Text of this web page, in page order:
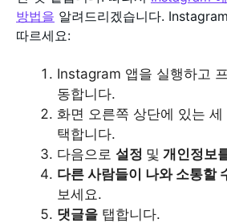
방법을 알려드리겠습니다.
따르세요:
Instagram 앱을 실행하고
동합니다.
화면 오른쪽 상단에 있는
택합니다.
다음으로 설정 및 개인정보
다른 사람들이 나와 소통할
보세요.
댓글을 탭합니다.